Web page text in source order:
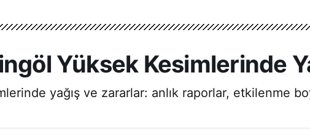
Yüksek Kesimlerinde
yağış ve zararlar: anlık raporlar, etkilenme